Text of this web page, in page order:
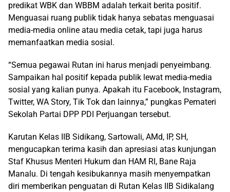
predikat WBK dan WBBM adalah terkait berita positif.
Menguasai ruang publik tidak hanya sebatas menguasai
media-media online atau media cetak, tapi juga harus
memanfaatkan media sosial.
“Semua pegawai Rutan ini harus menjadi penyeimbang.
Sampaikan hal positif kepada publik lewat media-media
sosial yang kalian punya. Apakah itu Facebook, Instagram,
Twitter, WA Story, Tik Tok dan lainnya,” pungkas Pemateri
Sekolah Partai DPP PDI Perjuangan tersebut.
Karutan Kelas IIB Sidikang, Sartowali, AMd, IP, SH,
mengucapkan terima kasih dan apresiasi atas kunjungan
Staf Khusus Menteri Hukum dan HAM RI, Bane Raja
Manalu. Di tengah kesibukannya masih menyempatkan
diri memberikan penguatan di Rutan Kelas IIB Sidikalang